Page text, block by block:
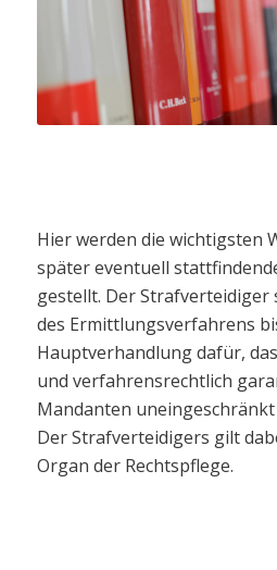
Hier werden die wichtigsten
später eventuell
gestellt. Der Strafverteidiger
des Ermittlungsverfahrens
Hauptverhandlung dafür,
und verfahrensrechtlich
Mandanten
Der Strafverteidigers gilt
Organ der Rechtspflege.